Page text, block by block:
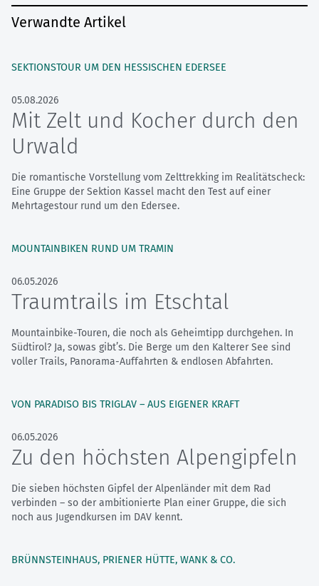
Verwandte Artikel
SEKTIONSTOUR UM DEN HESSISCHEN EDERSEE
05.08.2026
Mit Zelt und Kocher durch den
Urwald
Die romantische Vorstellung vom Zelttrekking im Realitätscheck:
Eine Gruppe der Sektion Kassel macht den Test auf einer
Mehrtagestour rund um den Edersee.
MOUNTAINBIKEN RUND UM TRAMIN
06.05.2026
Traumtrails im Etschtal
Mountainbike-Touren, die noch als Geheimtipp durchgehen. In
Südtirol? Ja, sowas gibt’s. Die Berge um den Kalterer See sind
voller Trails, Panorama-Auffahrten & endlosen Abfahrten.
VON PARADISO BIS TRIGLAV – AUS EIGENER KRAFT
06.05.2026
Zu den höchsten Alpengipfeln
Die sieben höchsten Gipfel der Alpenländer mit dem Rad
verbinden – so der ambitionierte Plan einer Gruppe, die sich
noch aus Jugendkursen im DAV kennt.
BRÜNNSTEINHAUS, PRIENER HÜTTE, WANK & CO.